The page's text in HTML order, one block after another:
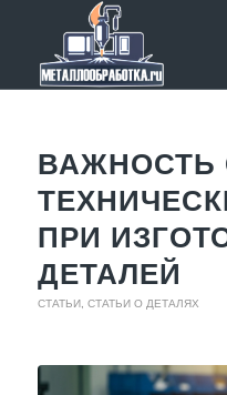
ВАЖНОСТЬ
ПРИ
ДЕТАЛЕЙ
СТАТЬИ, СТАТЬИ О ДЕТАЛЯХ